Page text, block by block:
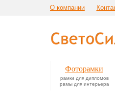
О компании
Фоторамки
рамки для дипломов
рамы для интерьера